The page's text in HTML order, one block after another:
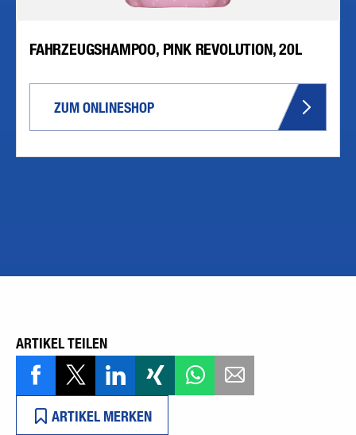
FAHRZEUGSHAMPOO, PINK REVOLUTION, 20L
ZUM ONLINESHOP
ARTIKEL TEILEN
ARTIKEL MERKEN